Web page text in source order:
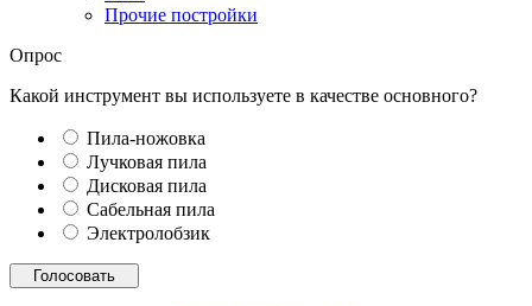
Прочие постройки
Опрос
Какой инструмент вы используете в качестве основного?
Пила-ножовка
Лучковая пила
Дисковая пила
Сабельная пила
Электролобзик